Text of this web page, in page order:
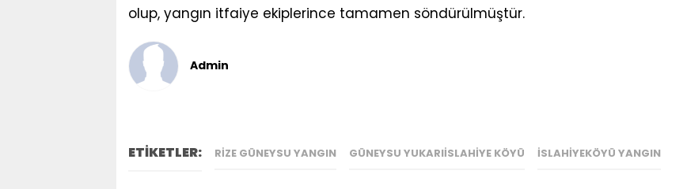
olup, yangın itfaiye ekiplerince tamamen söndürülmüştür.
Admin
ETİKETLER: RIZE GÜNEYSU YANGIN GÜNEYSU YUKARIISLAHIYE KÖYÜ ISLAHIYEKÖYÜ YANGIN